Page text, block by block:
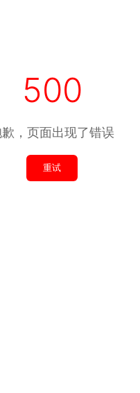
500
，页面出现了错误
重试